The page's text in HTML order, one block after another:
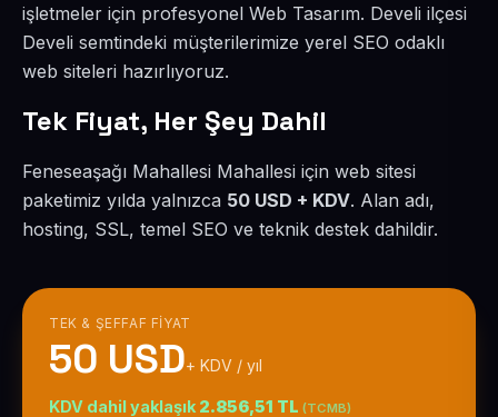
işletmeler için profesyonel Web Tasarım. Develi ilçesi
Develi semtindeki müşterilerimize yerel SEO odaklı
web siteleri hazırlıyoruz.
Tek Fiyat, Her Şey Dahil
Feneseaşağı Mahallesi Mahallesi için web sitesi
paketimiz yılda yalnızca 50 USD + KDV. Alan adı,
hosting, SSL, temel SEO ve teknik destek dahildir.
TEK & ŞEFFAF FIYAT
50 USD+ KDV / yıl
KDV dahil yaklaşık 2.856,51 TL (TCMB)